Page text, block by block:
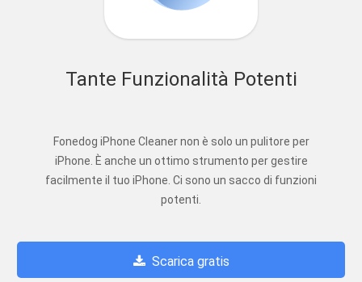
Tante Funzionalità Potenti
Fonedog iPhone Cleaner non è solo un pulitore per
iPhone. È anche un ottimo strumento per gestire
facilmente il tuo iPhone. Ci sono un sacco di funzioni
potenti.
Scarica gratis